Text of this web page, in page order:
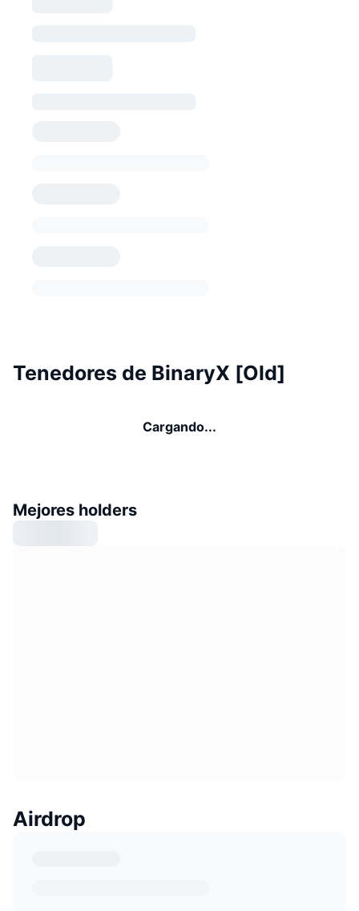
Tenedores de BinaryX [Old]
Cargando...
Mejores holders
Airdrop